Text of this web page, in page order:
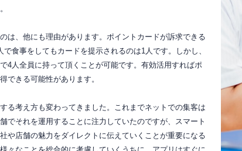
は、他にも理由があります。ポイントカードが訴求できる
食事をしてもカードを提示されるのは1人です。しかし、
4人全員に持って頂くことが可能です。有効活用すればポ
できる可能性があります。
る考え方も変わってきました。これまでネットでの集客は
でそれを運用することに注力していたのですが、スマート
や店舗の魅力をダイレクトに伝えていくことが重要になる